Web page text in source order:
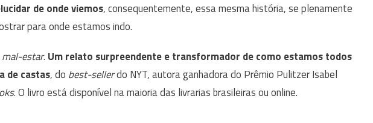
de onde viemos, consequentemente, essa mesma história, se plenamente
para onde estamos indo.
mal-estar. Um relato surpreendente e transformador de como estamos todos
de castas, do best-sellerdo NYT, autora ganhadora do Prêmio Pulitzer Isabel
. O livro está disponível na maioria das livrarias brasileiras ou online.